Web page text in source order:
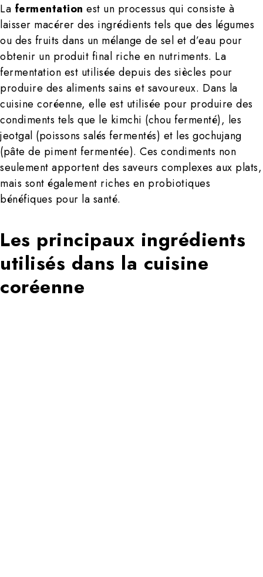
La fermentation est un processus qui consiste à
laisser macérer des ingrédients tels que des légumes
ou des fruits dans un mélange de sel et d’eau pour
obtenir un produit final riche en nutriments. La
fermentation est utilisée depuis des siècles pour
produire des aliments sains et savoureux. Dans la
cuisine coréenne, elle est utilisée pour produire des
condiments tels que le kimchi (chou fermenté), les
jeotgal (poissons salés fermentés) et les gochujang
(pâte de piment fermentée). Ces condiments non
seulement apportent des saveurs complexes aux plats,
mais sont également riches en probiotiques
bénéfiques pour la santé.
Les principaux ingrédients
utilisés dans la cuisine
coréenne